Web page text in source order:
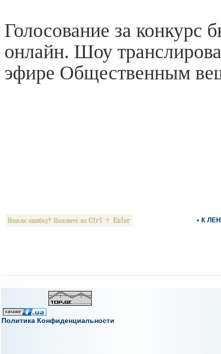
Голосование за конкурс
онлайн. Шоу
эфире Общественным
• К
Политика Конфиденциальности